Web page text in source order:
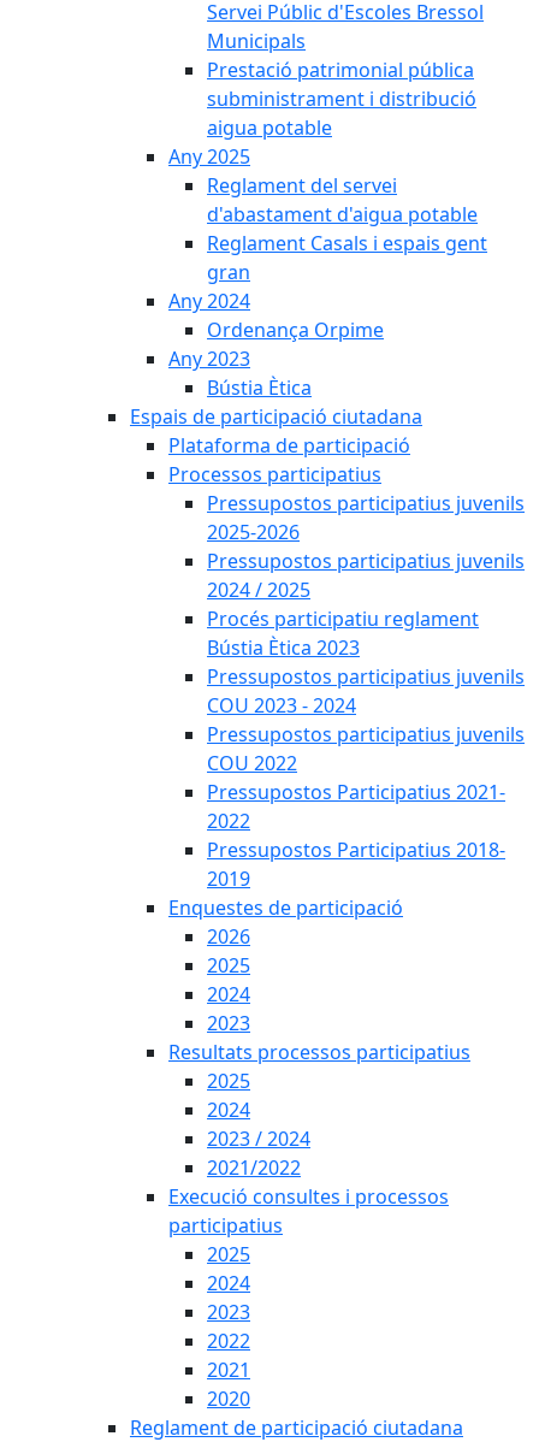
Servei Públic d'Escoles Bressol
Municipals
Prestació patrimonial pública
subministrament i distribució
aigua potable
Any 2025
Reglament del servei
d'abastament d'aigua potable
Reglament Casals i espais gent
gran
Any 2024
Ordenança Orpime
Any 2023
Bústia Ètica
Espais de participació ciutadana
Plataforma de participació
Processos participatius
Pressupostos participatius juvenils
2025-2026
Pressupostos participatius juvenils
2024 / 2025
Procés participatiu reglament
Bústia Ètica 2023
Pressupostos participatius juvenils
COU 2023 - 2024
Pressupostos participatius juvenils
COU 2022
Pressupostos Participatius 2021-
2022
Pressupostos Participatius 2018-
2019
Enquestes de participació
2026
2025
2024
2023
Resultats processos participatius
2025
2024
2023 / 2024
2021/2022
Execució consultes i processos
participatius
2025
2024
2023
2022
2021
2020
Reglament de participació ciutadana